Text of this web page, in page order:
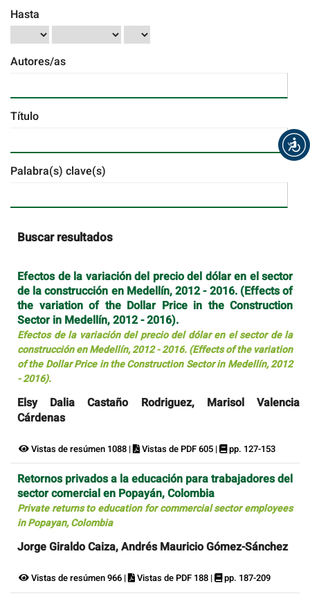
Hasta
Autores/as
Título
Palabra(s) clave(s)
Buscar resultados
Efectos de la variación del precio del dólar en el sector
de la construcción en Medellín, 2012 - 2016. (Effects of
the variation of the Dollar Price in the Construction
Sector in Medellín, 2012 - 2016).
Efectos de la variación del precio del dólar en el sector de la
construcción en Medellín, 2012 - 2016. (Effects of the variation
of the Dollar Price in the Construction Sector in Medellín, 2012
- 2016).
Elsy Dalia Castaño Rodriguez, Marisol Valencia
Cárdenas
Vistas de resúmen 1088 | Vistas de PDF 605 | pp. 127-153
Retornos privados a la educación para trabajadores del
sector comercial en Popayán, Colombia
Private returns to education for commercial sector employees
in Popayan, Colombia
Jorge Giraldo Caiza, Andrés Mauricio Gómez-Sánchez
Vistas de resúmen 966 | Vistas de PDF 188 | pp. 187-209